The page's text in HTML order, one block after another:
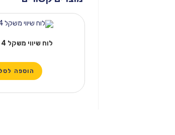
לוח שיווי משקל 4 כיוונים
הוספה לסל